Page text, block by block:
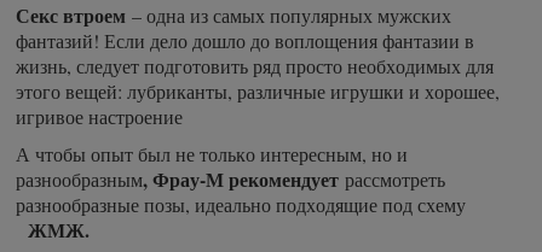
Секс втроем – одна из самых популярных мужских
фантазий! Если дело дошло до воплощения фантазии в
жизнь, следует подготовить ряд просто необходимых для
этого вещей: лубриканты, различные игрушки и хорошее,
игривое настроение
А чтобы опыт был не только интересным, но и
разнообразным, Фрау-М рекомендуетрассмотреть
разнообразные позы, идеально подходящие под схему
ЖМЖ.